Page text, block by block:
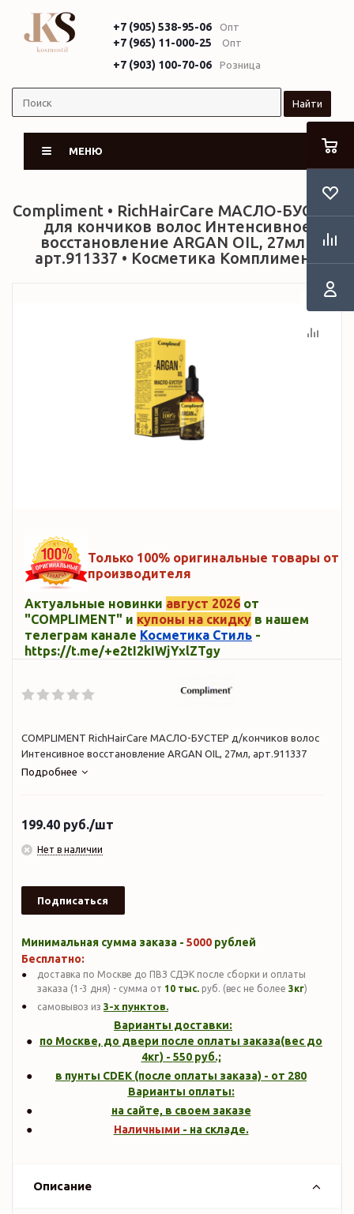
+7 (905) 538-95-06 Опт
+7 (965) 11-000-25 Опт
+7 (903) 100-70-06 Розница
Найти
МЕНЮ
Compliment • RichHairCare МАСЛО-БУСТЕР
для кончиков волос Интенсивное
восстановление ARGAN OIL, 27мл •
арт.911337 • Косметика Комплимент
Только 100% оригинальные товары от
производителя
Актуальные новинки август 2026 от
"COMPLIMENT" и купоны на скидку в нашем
телеграм канале Косметика Стиль -
https://t.me/+e2tI2kIWjYxlZTgy
COMPLIMENT RichHairCare МАСЛО-БУСТЕР д/кончиков волос
Интенсивное восстановление ARGAN OIL, 27мл, арт.911337
Подробнее
199.40 руб./шт
Нет в наличии
Подписаться
Минимальная сумма заказа - 5000 рублей
Бесплатно:
доставка по Москве до ПВЗ СДЭК после сборки и оплаты
заказа (1-3 дня) - сумма от 10 тыс. руб. (вес не более 3кг)
самовывоз из 3-х пунктов.
Варианты доставки:
по Москве, до двери после оплаты заказа(вес до
4кг) - 550руб.;
в пунты CDEK (после оплаты заказа) - от 280
Варианты оплаты:
на сайте, в своем заказе
Наличными - на складе.
Описание